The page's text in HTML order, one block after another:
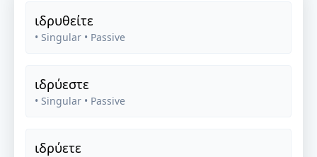
ιδρυθείτε
• Singular • Passive
ιδρύεστε
• Singular • Passive
ιδρύετε